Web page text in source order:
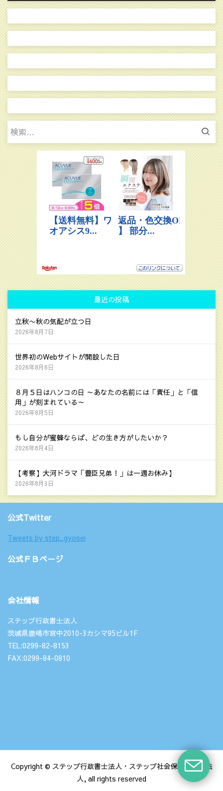
検
索:
最近の投稿
立秋〜秋の気配が立つ日
2026年8月7日
世界初のWebサイトが開設した日
2026年8月6日
８月５日はハンコの日 ～あなたの名前には「責任」と「信
用」が刻まれている～
2026年8月5日
もし自分が蜜蜂ならば、どの生き方がしたいか？
2026年8月4日
【考察】大河ドラマ「豊臣兄弟！」は一週お休み】
2026年8月3日
公式Twitter
Tweets by step_gyosei
公式ＦＢページ
会社情報
ステップ行政書士法人
茨城県鹿嶋市宮中2010-3カシマ95ビル1F
TEL:0299-82-8153
FAX:0299-84-0810
Copyright © ステップ行政書士法人・ステップ社会保険労務士法
人, all rights reserved